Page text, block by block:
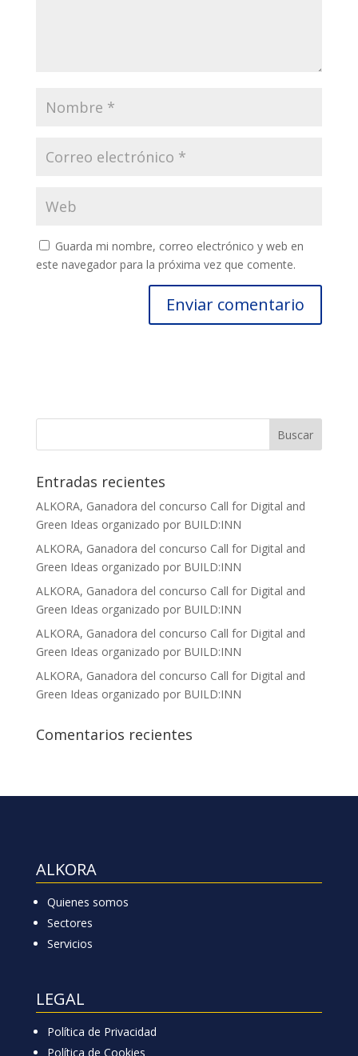
Guarda mi nombre, correo electrónico y web en
este navegador para la próxima vez que comente.
Entradas recientes
ALKORA, Ganadora del concurso Call for Digital and
Green Ideas organizado por BUILD:INN
ALKORA, Ganadora del concurso Call for Digital and
Green Ideas organizado por BUILD:INN
ALKORA, Ganadora del concurso Call for Digital and
Green Ideas organizado por BUILD:INN
ALKORA, Ganadora del concurso Call for Digital and
Green Ideas organizado por BUILD:INN
ALKORA, Ganadora del concurso Call for Digital and
Green Ideas organizado por BUILD:INN
Comentarios recientes
ALKORA
Quienes somos
Sectores
Servicios
LEGAL
Política de Privacidad
Política de Cookies